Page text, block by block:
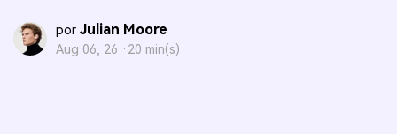
por Julian Moore
Aug 06, 26 · 20 min(s)